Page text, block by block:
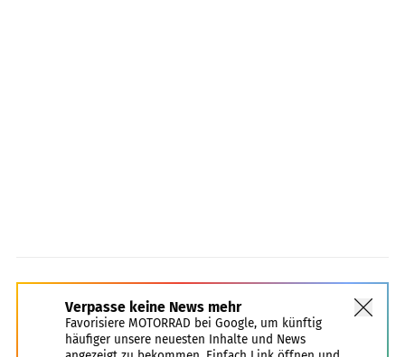
Verpasse keine News mehr
Favorisiere MOTORRAD bei Google, um künftig
häufiger unsere neuesten Inhalte und News